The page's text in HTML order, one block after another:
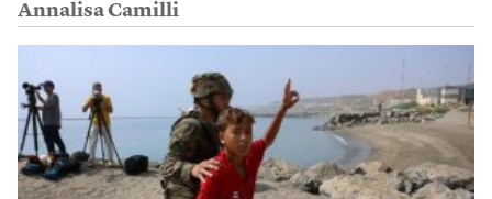
Annalisa Camilli